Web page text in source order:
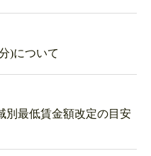
)について
別最低賃金額改定の目安